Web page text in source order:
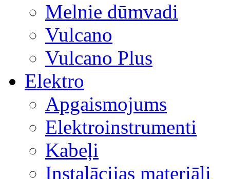
Melnie dūmvadi
Vulcano
Vulcano Plus
Elektro
Apgaismojums
Elektroinstrumenti
Kabeļi
Instalācijas materiāli